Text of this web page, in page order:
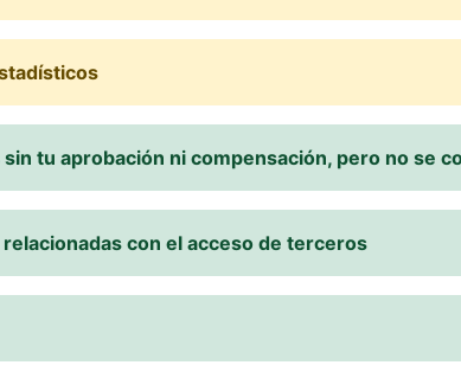
tu aprobación ni compensación, pero no se
con el acceso de terceros